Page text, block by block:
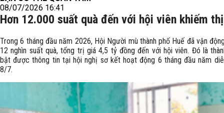
08/07/2026 16:41
Hơn 12.000 suất quà đến với hội viên khiếm thị
Trong 6 tháng đầu năm 2026, Hội Người mù thành phố Huế đã vận
12 nghìn suất quà, tổng trị giá 4,5 tỷ đồng đến với hội viên. Đó là
bật được thông tin tại hội nghị sơ kết hoạt động 6 tháng đầu năm
8/7.